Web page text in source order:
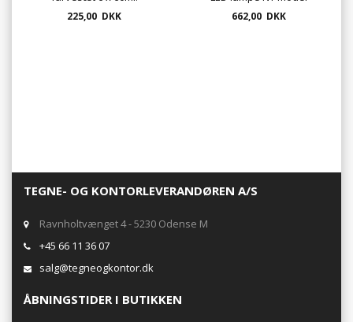
225,00 DKK 662,00 DKK
TEGNE- OG KONTORLEVERANDØREN A/S
Ravnholtvænget 4 - 5230 Odense M
+45 66 11 36 07
salg@tegneogkontor.dk
ÅBNINGSTIDER I BUTIKKEN